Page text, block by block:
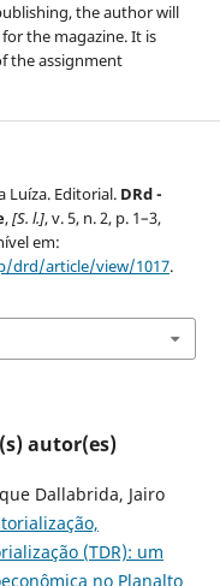
the author will
the magazine. It is
the assignment
Luíza. Editorial. DRd -
,[S. l.], v. 5, n. 2, p. 1–3,
em:
drd/article/view/1017.
autor(es)
Dallabrida, Jairo
(TDR): um
no Planalto